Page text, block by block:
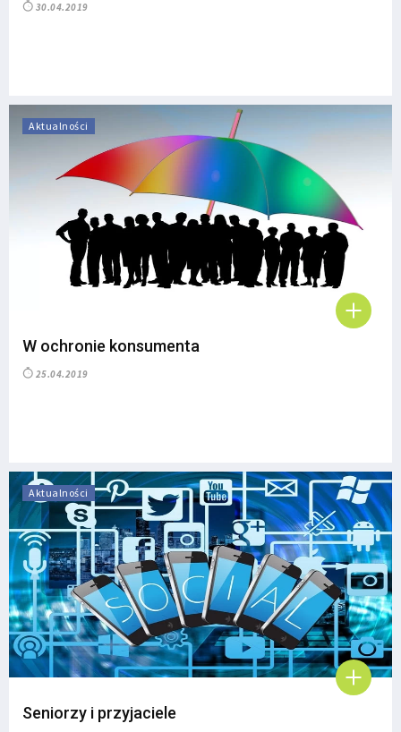
30.04.2019
Aktualności
W ochronie konsumenta
25.04.2019
Aktualności
Seniorzy i przyjaciele